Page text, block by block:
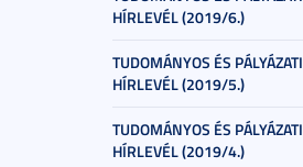
HÍRLEVÉL (2019/6.)
TUDOMÁNYOS ÉS PÁLYÁZATI
HÍRLEVÉL (2019/5.)
TUDOMÁNYOS ÉS PÁLYÁZATI
HÍRLEVÉL (2019/4.)